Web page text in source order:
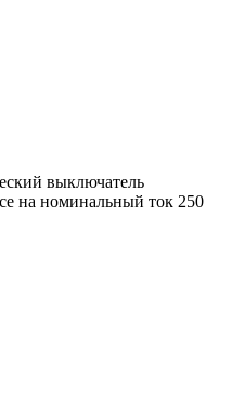
выключатель
на номинальный ток 250